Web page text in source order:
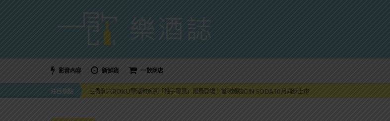
影音內容 新鮮貨 一飲商店
注目焦點
萬眾敲碗如期回歸！SUNMAI金色三麥3度攜手花蓮瓜農品牌「阿強西瓜」
三得利六ROKU琴酒旬系列「柚子雪見」限量登場！首款罐裝GIN SODA 10月同步上市
美國正式恢復蘇格蘭威士忌零關稅！烈酒產業再次迎來重磅利多
ABSOLUT 攜手 TABASCO® 重磅跨界，辣味伏特加7月強勢登台一口重擊味蕾